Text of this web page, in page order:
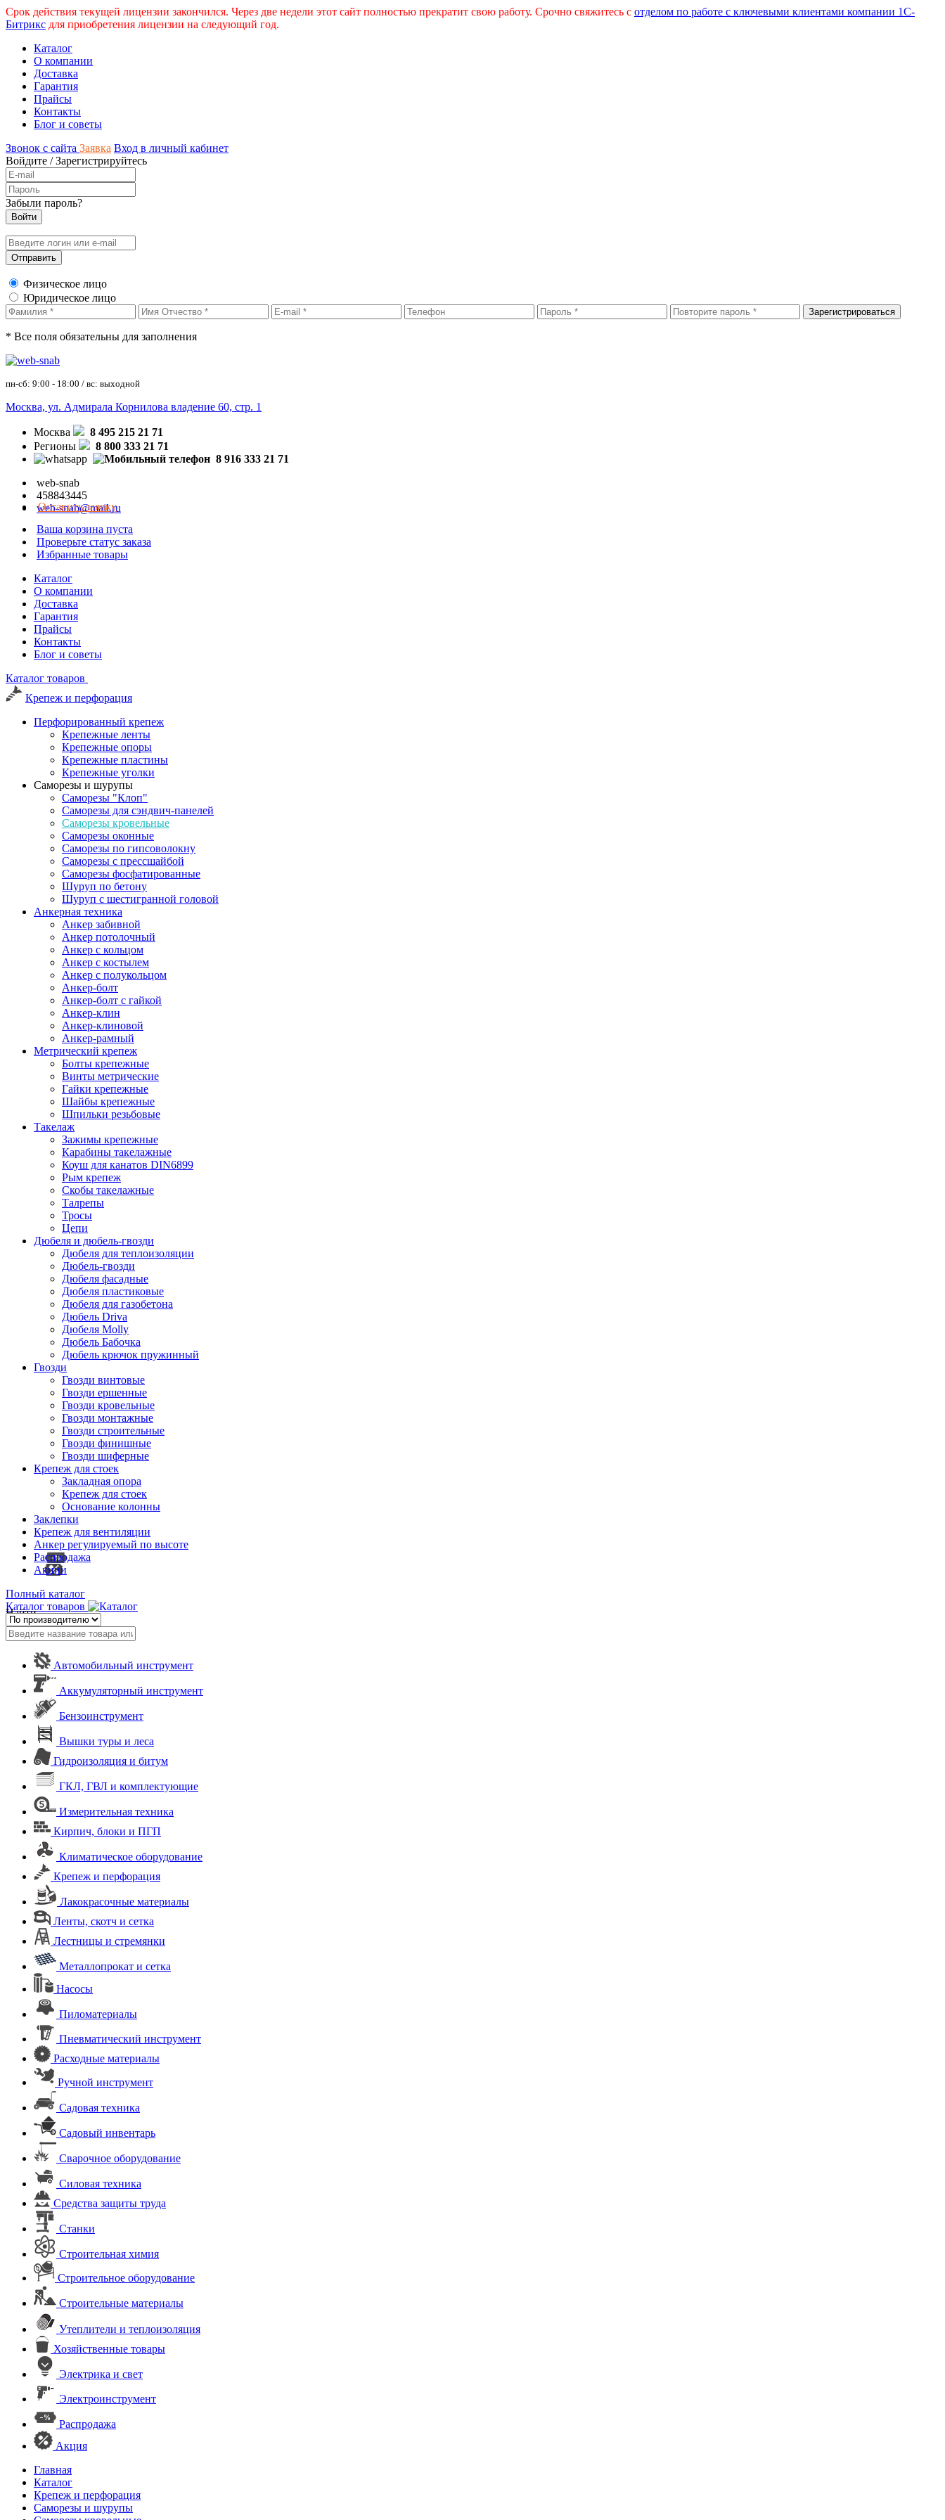
Срок действия текущей лицензии закончился. Через две недели этот сайт полностью прекратит свою работу. Срочно свяжитесь с отделом по работе с ключевыми клиентами компании 1С-
Битрикс для приобретения лицензии на следующий год.
Каталог
О компании
Доставка
Гарантия
Прайсы
Контакты
Блог и советы
Звонок с сайта Заявка Вход в личный кабинет
Войдите /Зарегистрируйтесь
Забыли пароль?
Физическое лицо
Юридическое лицо
* Все поля обязательны для заполнения
пн-сб: 9:00 - 18:00 / вс: выходной
Москва, ул. Адмирала Корнилова владение 60, стр. 1
Москва
8 495 215 21 71
Регионы
8 800 333 21 71
8 916 333 21 71
web-snab
458843445
web-snab@mail.ru
Оставить заявку
Ваша корзина пуста
Проверьте статус заказа
Избранные товары
Каталог
О компании
Доставка
Гарантия
Прайсы
Контакты
Блог и советы
Каталог товаров
Крепеж и перфорация
Перфорированный крепеж
Крепежные ленты
Крепежные опоры
Крепежные пластины
Крепежные уголки
Саморезы и шурупы
Саморезы "Клоп"
Саморезы для сэндвич-панелей
Саморезы кровельные
Саморезы оконные
Саморезы по гипсоволокну
Саморезы с прессшайбой
Саморезы фосфатированные
Шуруп по бетону
Шуруп с шестигранной головой
Анкерная техника
Анкер забивной
Анкер потолочный
Анкер с кольцом
Анкер с костылем
Анкер с полукольцом
Анкер-болт
Анкер-болт с гайкой
Анкер-клин
Анкер-клиновой
Анкер-рамный
Метрический крепеж
Болты крепежные
Винты метрические
Гайки крепежные
Шайбы крепежные
Шпильки резьбовые
Такелаж
Зажимы крепежные
Карабины такелажные
Коуш для канатов DIN6899
Рым крепеж
Скобы такелажные
Талрепы
Тросы
Цепи
Дюбеля и дюбель-гвозди
Дюбеля для теплоизоляции
Дюбель-гвозди
Дюбеля фасадные
Дюбеля пластиковые
Дюбеля для газобетона
Дюбель Driva
Дюбеля Molly
Дюбель Бабочка
Дюбель крючок пружинный
Гвозди
Гвозди винтовые
Гвозди ершенные
Гвозди кровельные
Гвозди монтажные
Гвозди строительные
Гвозди финишные
Гвозди шиферные
Крепеж для стоек
Закладная опора
Крепеж для стоек
Основание колонны
Заклепки
Крепеж для вентиляции
Анкер регулируемый по высоте
Распродажа
Акции
Полный каталог
Каталог товаров
Найти
Автомобильный инструмент
Аккумуляторный инструмент
Бензоинструмент
Вышки туры и леса
Гидроизоляция и битум
ГКЛ, ГВЛ и комплектующие
Измерительная техника
Кирпич, блоки и ПГП
Климатическое оборудование
Крепеж и перфорация
Лакокрасочные материалы
Ленты, скотч и сетка
Лестницы и стремянки
Металлопрокат и сетка
Насосы
Пиломатериалы
Пневматический инструмент
Расходные материалы
Ручной инструмент
Садовая техника
Садовый инвентарь
Сварочное оборудование
Силовая техника
Средства защиты труда
Станки
Строительная химия
Строительное оборудование
Строительные материалы
Утеплители и теплоизоляция
Хозяйственные товары
Электрика и свет
Электроинструмент
Распродажа
Акция
Главная
Каталог
Крепеж и перфорация
Саморезы и шурупы